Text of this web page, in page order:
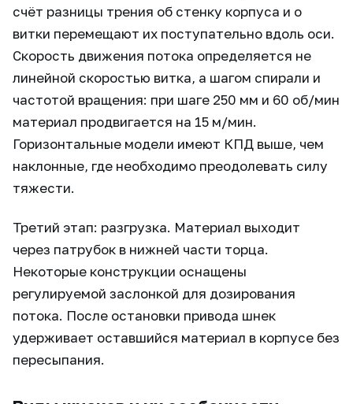
счёт разницы трения об стенку корпуса и о
витки перемещают их поступательно вдоль оси.
Скорость движения потока определяется не
линейной скоростью витка, а шагом спирали и
частотой вращения: при шаге 250 мм и 60 об/мин
материал продвигается на 15 м/мин.
Горизонтальные модели имеют КПД выше, чем
наклонные, где необходимо преодолевать силу
тяжести.
Третий этап: разгрузка. Материал выходит
через патрубок в нижней части торца.
Некоторые конструкции оснащены
регулируемой заслонкой для дозирования
потока. После остановки привода шнек
удерживает оставшийся материал в корпусе без
пересыпания.